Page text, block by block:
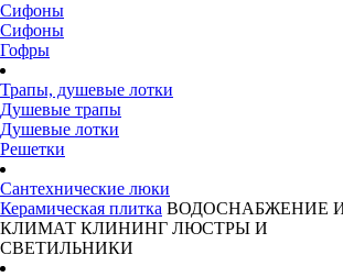
Сифоны
Сифоны
Гофры
Трапы, душевые лотки
Душевые трапы
Душевые лотки
Решетки
Сантехнические люки
Керамическая плитка ВОДОСНАБЖЕНИЕ
КЛИМАТ КЛИНИНГ ЛЮСТРЫ И
СВЕТИЛЬНИКИ